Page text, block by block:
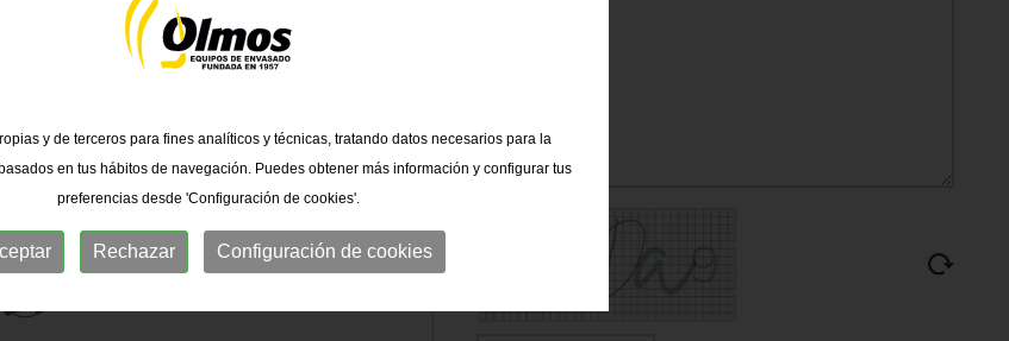
CENTRAL:
COSTA RICA, EL SALVADOR,
GUATEMALA, HONDURAS, NICARAGUA,
y de terceros para fines analíticos y técnicas, tratando datos necesarios para la
en tus hábitos de navegación. Puedes obtener más información y configurar tus
preferencias desde 'Configuración de cookies'.
Rechazar Configuración de cookies